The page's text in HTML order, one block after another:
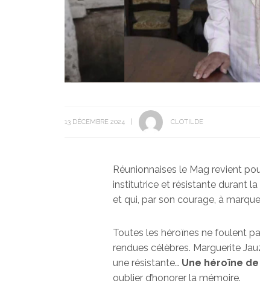
13 DÉCEMBRE 2024 CLOTILDE
Réunionnaises le Mag revient
institutrice et résistante durant
et qui, par son courage, à
Toutes les héroïnes ne foulent
rendues célèbres. Marguerite
une résistante… Une héroïne de
oublier d’honorer la mémoire.